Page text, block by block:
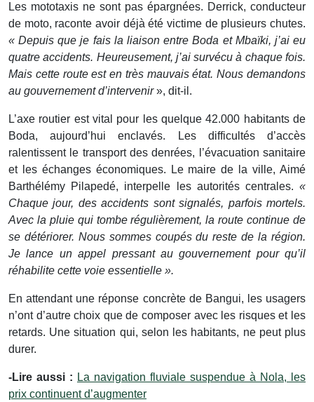
Les mototaxis ne sont pas épargnées. Derrick, conducteur
de moto, raconte avoir déjà été victime de plusieurs chutes.
« Depuis que je fais la liaison entre Boda et Mbaïki, j’ai eu
quatre accidents. Heureusement, j’ai survécu à chaque fois.
Mais cette route est en très mauvais état. Nous demandons
au gouvernement d’intervenir», dit-il.
L’axe routier est vital pour les quelque 42.000 habitants de
Boda, aujourd’hui enclavés. Les difficultés d’accès
ralentissent le transport des denrées, l’évacuation sanitaire
et les échanges économiques. Le maire de la ville, Aimé
Barthélémy Pilapedé, interpelle les autorités centrales. «
Chaque jour, des accidents sont signalés, parfois mortels.
Avec la pluie qui tombe régulièrement, la route continue de
se détériorer. Nous sommes coupés du reste de la région.
Je lance un appel pressant au gouvernement pour qu’il
réhabilite cette voie essentielle ».
En attendant une réponse concrète de Bangui, les usagers
n’ont d’autre choix que de composer avec les risques et les
retards. Une situation qui, selon les habitants, ne peut plus
durer.
-Lire aussi : La navigation fluviale suspendue à Nola, les
prix continuent d’augmenter